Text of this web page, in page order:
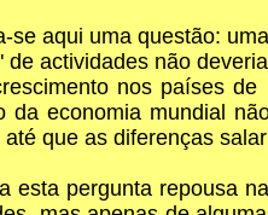
se aqui uma questão:
de actividades não
nos países
da economia mundial
que as diferenças
esta pergunta repousa